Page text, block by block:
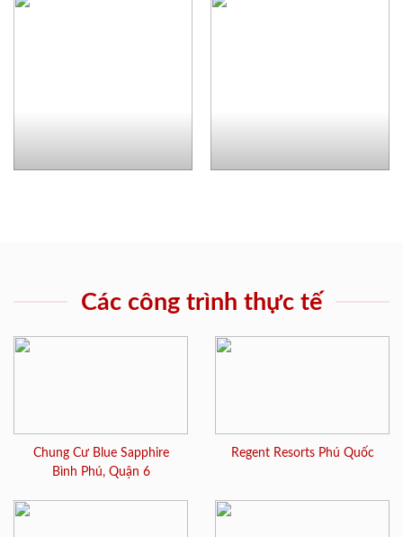
Các công trình thực tế
Chung Cư Blue Sapphire
Bình Phú, Quận 6
Regent Resorts Phú Quốc